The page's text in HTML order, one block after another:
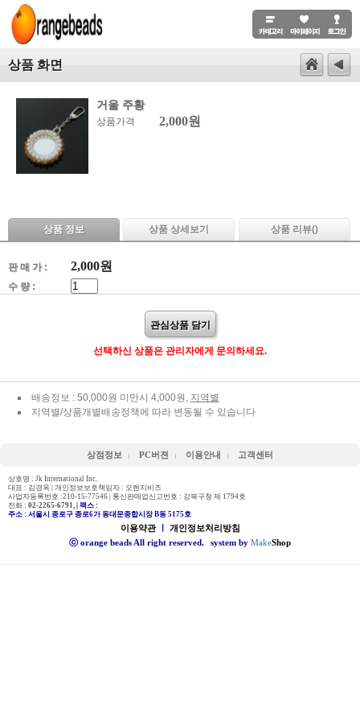
상품 화면
거울 주황
상품가격 2,000원
상품 정보 상품 상세보기 상품 리뷰()
판 매 가 : 2,000원
수 량 :
관심상품 담기
선택하신 상품은 관리자에게 문의하세요.
배송정보 : 50,000원 미만시 4,000원, 지역별
지역별/상품개별배송정책에 따라 변동될 수 있습니다
상점정보 PC버젼 이용안내 고객센터
상호명 : Jk International Inc.
대표 : 김경옥 | 개인정보보호책임자 : 오렌지비즈
사업자등록번호 :210-15-77546 | 통신판매업신고번호 : 강북구청 제 1794호
전화 : 02-2265-6791, | 팩스 :
주소 : 서울시 종로구 종로6가 동대문종합시장 B동 5175호
이용약관ㅣ 개인정보처리방침
ⓒ orange beads All right reserved.
system by MakeShop